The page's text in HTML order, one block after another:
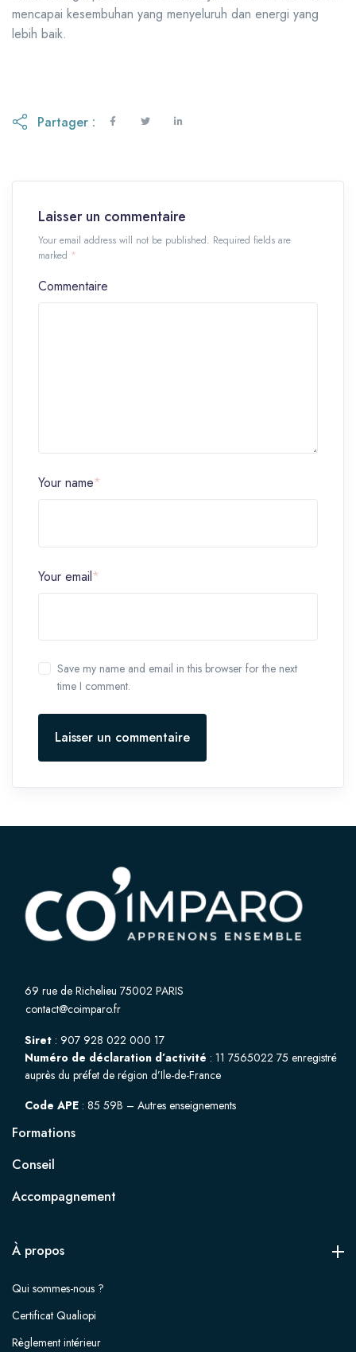
mencapai kesembuhan yang menyeluruh dan energi yang
lebih baik.
Partager :
Laisser un commentaire
Your email address will not be published. Required fields are
marked *
Commentaire
Your name*
Your email*
Save my name and email in this browser for the next
time I comment.
Laisser un commentaire
69 rue de Richelieu 75002 PARIS
contact@coimparo.fr
Siret : 907 928 022 000 17
Numéro de déclaration d’activité : 11 7565022 75 enregistré
auprès du préfet de région d’Ile-de-France
Code APE : 85 59B – Autres enseignements
Formations
Conseil
Accompagnement
À propos
Qui sommes-nous ?
Certificat Qualiopi
Règlement intérieur